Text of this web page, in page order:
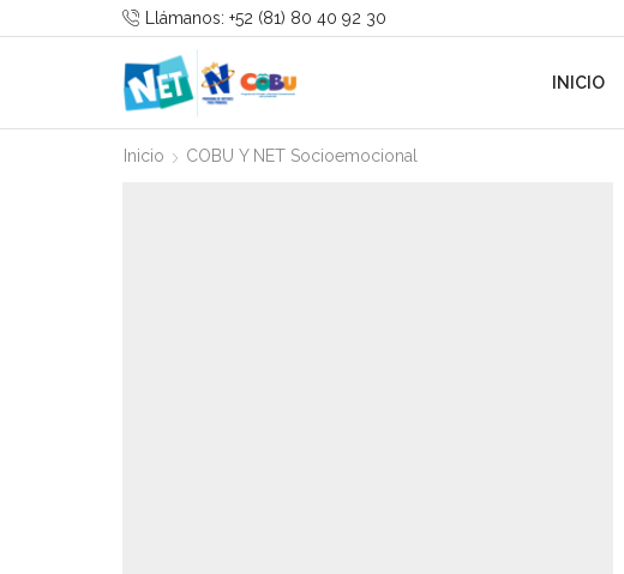
Llámanos: +52 (81) 80 40 92 30
INICIO
Inicio COBU Y NET Socioemocional